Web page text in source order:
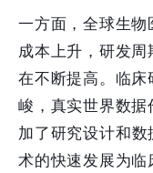
一方面，全球生
成本上升，研发
在不断提高。临
峻，真实世界数
加了研究设计和
术的快速发展为